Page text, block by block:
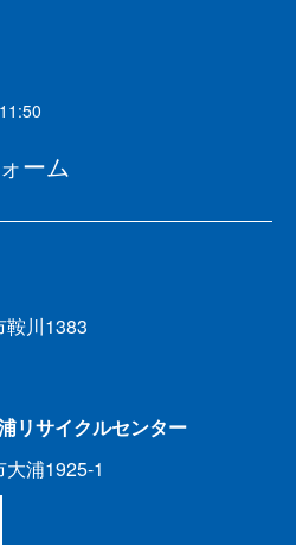
ーム
鞍川1383
リサイクルセンター
浦1925-1